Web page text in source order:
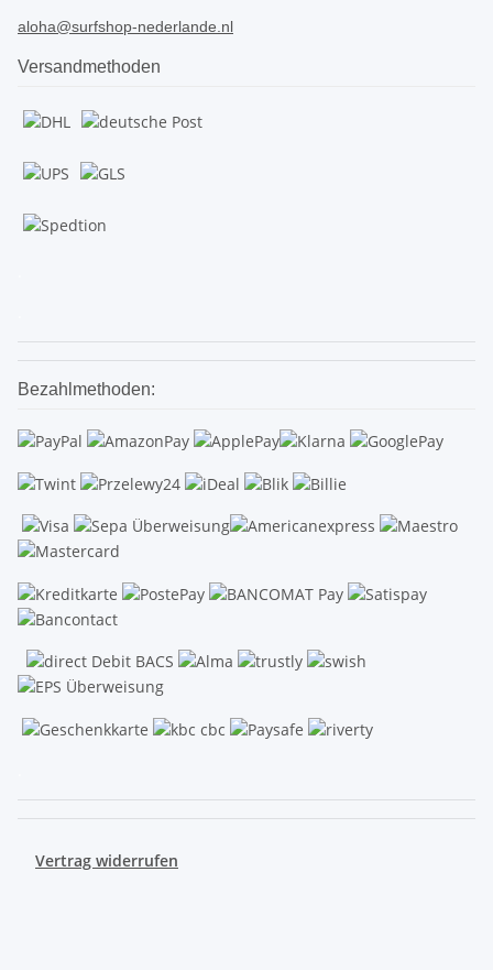
aloha@surfshop-nederlande.nl
Versandmethoden
Bezahlmethoden:
Vertrag widerrufen